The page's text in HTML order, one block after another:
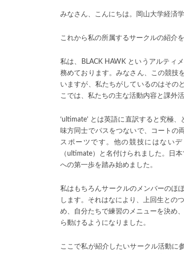
岡山大学経済学会
客員研究員
名誉教授
学生生活(全学Link)
ソーシャルメディアガイドライン
みなさん、こんにちは。岡山大学経済
これから私の所属するサークルの紹介
私は、BLACK HAWK というアルティ
務めております。みなさん、この競技
いますが、私たちがしているのはその
こでは、私たちの主な活動内容と課外
‘ultimate’ とは英語に直訳すると究極
味方同士でパスをつないで、コートの
スポーツです。他の競技にはない
（ultimate）と名付けられました。日
への第一歩を踏み始めました。
私はもちろんサークルのメンバーのほ
します。それはなにより、上回生との
め、自分たちで練習のメニューを決め
ら動けるようになりました。
ここで私が紹介したいサークル活動に